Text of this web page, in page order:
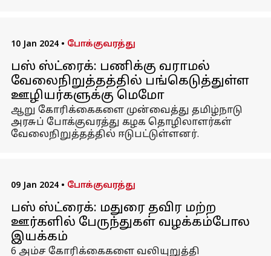
10 Jan 2024 • போக்குவரத்து
பஸ் ஸ்ட்ரைக்: பணிக்கு வராமல்
வேலைநிறுத்தத்தில் பங்கெடுத்துள்ள
ஊழியர்களுக்கு மெமோ
ஆறு கோரிக்கைகளை முன்வைத்து தமிழ்நாடு
அரசுப் போக்குவரத்து கழக தொழிலாளர்கள்
வேலைநிறுத்தத்தில் ஈடுபட்டுள்ளனர்.
09 Jan 2024 • போக்குவரத்து
பஸ் ஸ்ட்ரைக்: மதுரை தவிர மற்ற
ஊர்களில் பேருந்துகள் வழக்கம்போல
இயக்கம்
6 அம்ச கோரிக்கைகளை வலியுறுத்தி